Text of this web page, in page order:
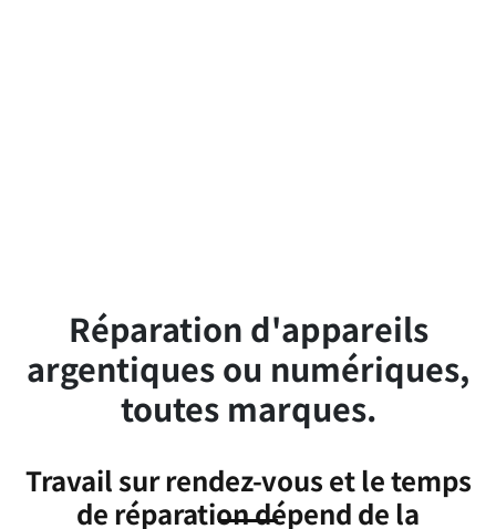
Réparation d'appareils
argentiques ou numériques,
toutes marques.
Travail sur rendez-vous et le temps
de réparation dépend de la